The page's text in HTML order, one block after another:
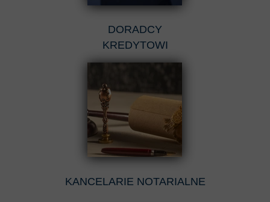
KANCELARIE NOTARIALNE
DORADCY
KREDYTOWI